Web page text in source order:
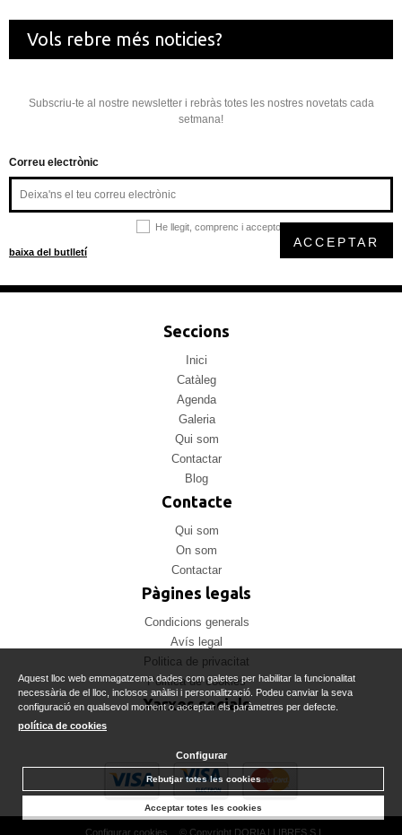
Vols rebre més noticies?
Subscriu-te al nostre newsletter i rebràs totes les nostres novetats cada
setmana!
Correu electrònic
He llegit, comprenc i accepto la
baixa del butlletí
ACCEPTAR
Seccions
Inici
Catàleg
Agenda
Galeria
Qui som
Contactar
Blog
Contacte
Qui som
On som
Contactar
Pàgines legals
Condicions generals
Avís legal
Politica de privacitat
Politica de cookies
Xarxes socials
Configurar cookies © Copyright DORIA LLIBRES S.L.
Aquest lloc web emmagatzema dades com galetes per habilitar la funcionalitat
necessària de el lloc, inclosos anàlisi i personalització. Podeu canviar la seva
configuració en qualsevol moment o acceptar els paràmetres per defecte.
política de cookies
Configurar
Rebutjar totes les cookies
Acceptar totes les cookies